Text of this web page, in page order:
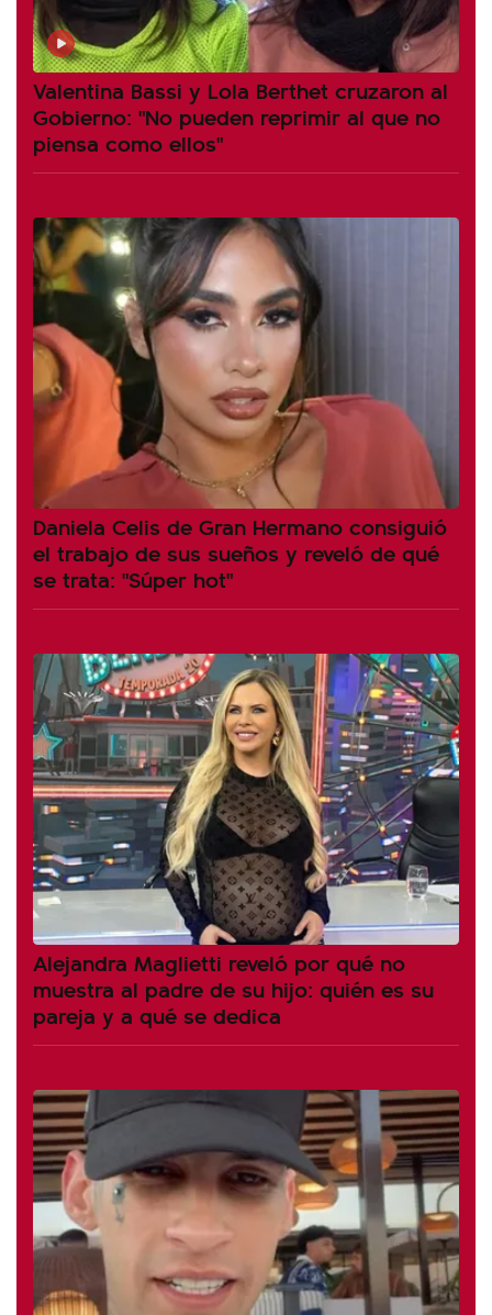
Valentina Bassi y Lola Berthet cruzaron al
Gobierno: "No pueden reprimir al que no
piensa como ellos"
Daniela Celis de Gran Hermano consiguió
el trabajo de sus sueños y reveló de qué
se trata: "Súper hot"
Alejandra Maglietti reveló por qué no
muestra al padre de su hijo: quién es su
pareja y a qué se dedica